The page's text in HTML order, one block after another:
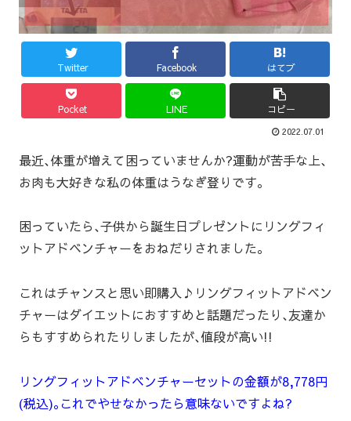
Twitter Facebook はてブ
Pocket LINE コピー
2022.07.01
最近､体重が増えて困っていませんか?運動が苦手な上､
お肉も大好きな私の体重はうなぎ登りです｡
困っていたら､子供から誕生日プレゼントにリングフィ
ットアドベンチャーをおねだりされました｡
これはチャンスと思い即購入♪リングフィットアドベン
チャーはダイエットにおすすめと話題だったり､友達か
らもすすめられたりしましたが､値段が高い!!
リングフィットアドベンチャーセットの金額が8,778円
(税込)｡これでやせなかったら意味ないですよね?